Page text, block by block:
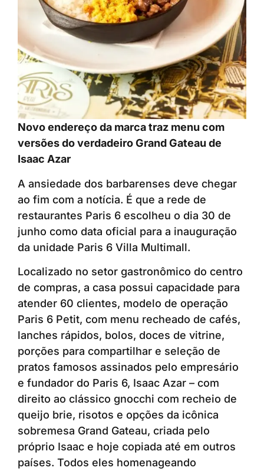
Novo endereço da marca traz menu com
versões do verdadeiro Grand Gateau de
Isaac Azar
A ansiedade dos barbarenses deve chegar
ao fim com a notícia. É que a rede de
restaurantes Paris 6 escolheu o dia 30 de
junho como data oficial para a inauguração
da unidade Paris 6 Villa Multimall.
Localizado no setor gastronômico do centro
de compras, a casa possui capacidade para
atender 60 clientes, modelo de operação
Paris 6 Petit, com menu recheado de cafés,
lanches rápidos, bolos, doces de vitrine,
porções para compartilhar e seleção de
pratos famosos assinados pelo empresário
e fundador do Paris 6, Isaac Azar – com
direito ao clássico gnocchi com recheio de
queijo brie, risotos e opções da icônica
sobremesa Grand Gateau, criada pelo
próprio Isaac e hoje copiada até em outros
países. Todos eles homenageando